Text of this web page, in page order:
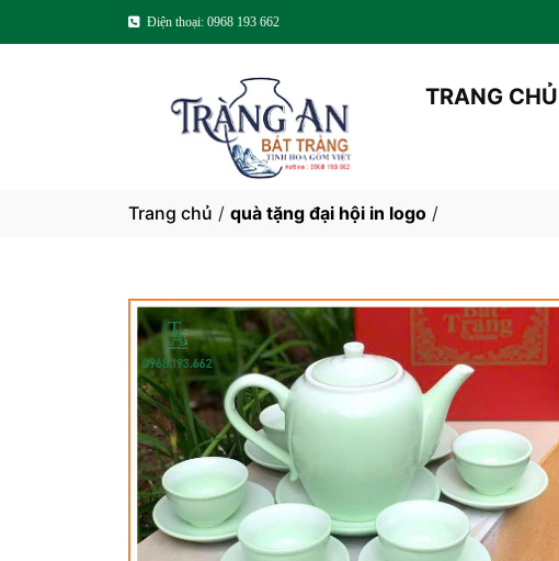
Điện thoại: 0968 193 662
TRANG CHỦ
Trang chủ / quà tặng đại hội in logo /